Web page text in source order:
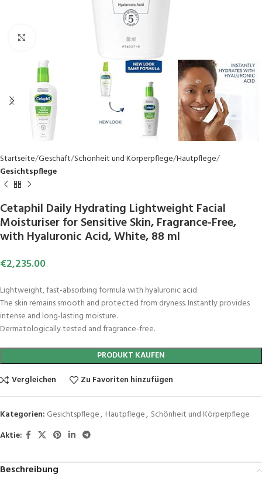
Startseite Geschäft Schönheit und Körperpflege Hautpflege
Gesichtspflege
Cetaphil Daily Hydrating Lightweight Facial
Moisturiser for Sensitive Skin, Fragrance-Free,
with Hyaluronic Acid, White, 88 ml
€2,235.00
Lightweight, fast-absorbing formula with hyaluronic acid
The skin remains smooth and protected from dryness. Instantly provides
intense and long-lasting moisture.
Dermatologically tested and fragrance-free.
PRODUKT KAUFEN
Vergleichen
Zu Favoriten hinzufügen
Kategorien: Gesichtspflege, Hautpflege, Schönheit und Körperpflege
Aktie:
Beschreibung